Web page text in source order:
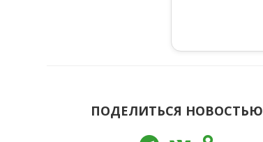
ПОДЕЛИТЬСЯ НОВОСТЬЮ